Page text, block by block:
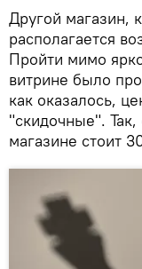
Другой магазин,
располагается
Пройти мимо
витрине было
как оказалось,
"скидочные".
магазине стоит